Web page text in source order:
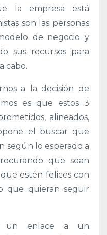
la empresa está
son las personas
de negocio y
sus recursos para
cabo.
a la decisión de
es que estos 3
alineados,
el buscar que
según lo esperado a
que sean
estén felices con
que quieran seguir
un enlace a un